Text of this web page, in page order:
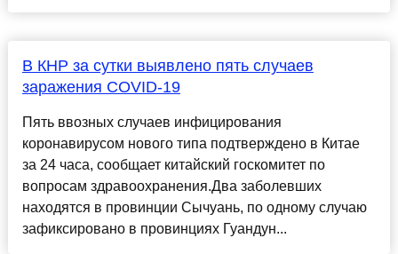
В КНР за сутки выявлено пять случаев
заражения COVID-19
Пять ввозных случаев инфицирования
коронавирусом нового типа подтверждено в Китае
за 24 часа, сообщает китайский госкомитет по
вопросам здравоохранения.Два заболевших
находятся в провинции Сычуань, по одному случаю
зафиксировано в провинциях Гуандун...